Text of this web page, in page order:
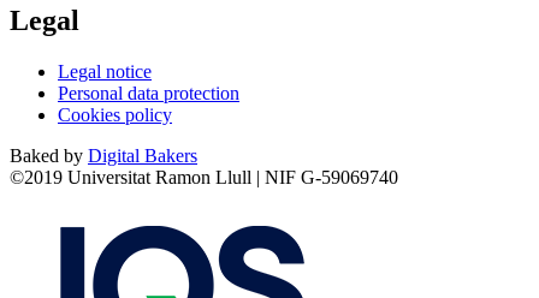
Legal
Legal notice
Personal data protection
Cookies policy
Baked by Digital Bakers
©2019 Universitat Ramon Llull | NIF G-59069740